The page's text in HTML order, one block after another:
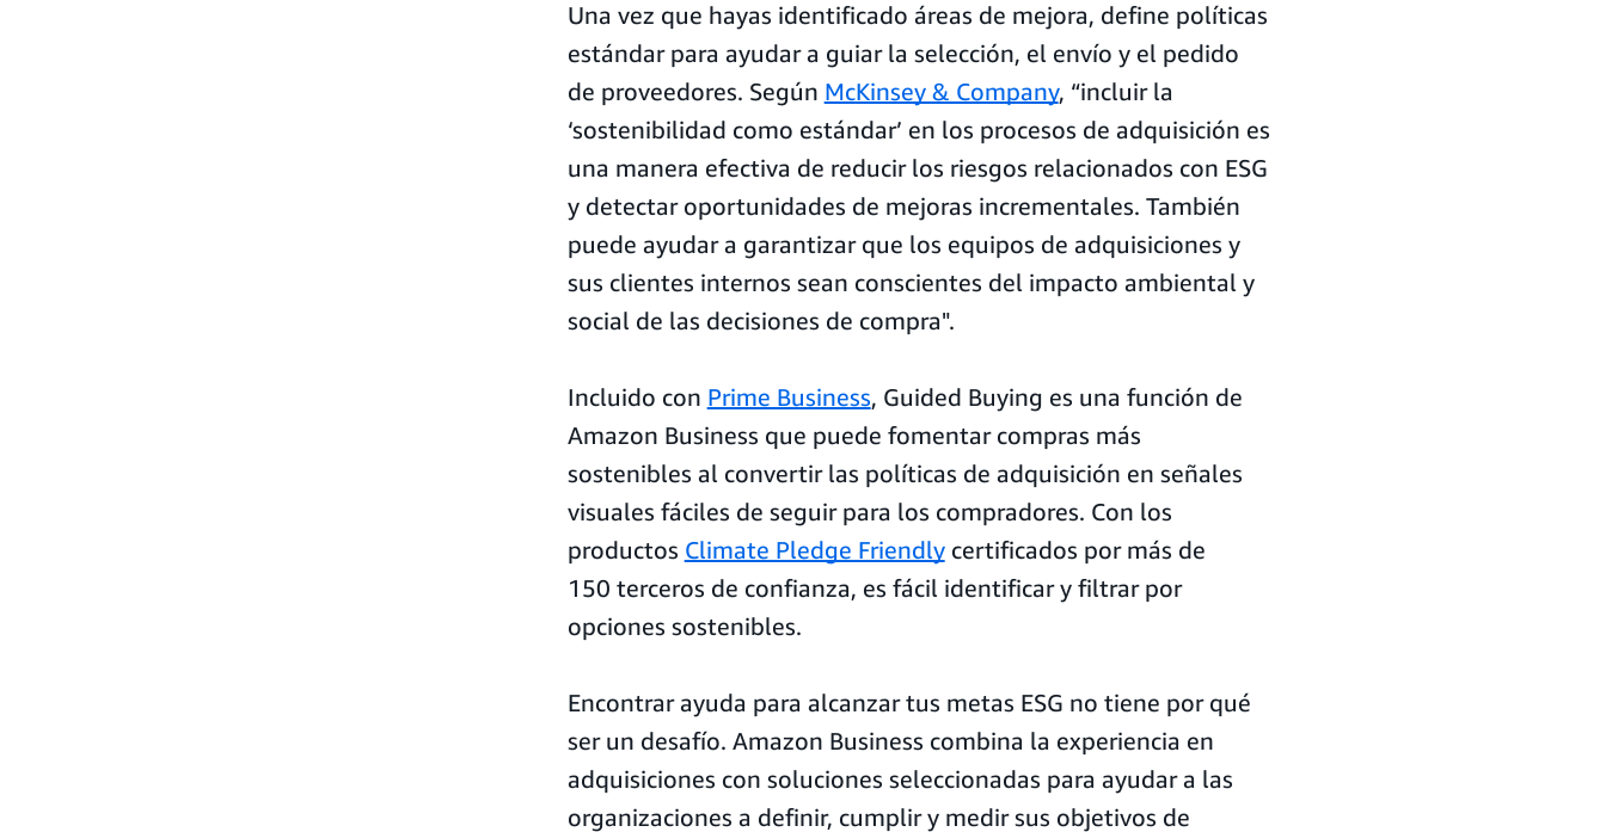
Una vez que hayas identificado áreas de mejora, define políticas
estándar para ayudar a guiar la selección, el envío y el pedido
de proveedores. Según McKinsey & Company, “incluir la
‘sostenibilidad como estándar’ en los procesos de adquisición es
una manera efectiva de reducir los riesgos relacionados con ESG
y detectar oportunidades de mejoras incrementales. También
puede ayudar a garantizar que los equipos de adquisiciones y
sus clientes internos sean conscientes del impacto ambiental y
social de las decisiones de compra".
Incluido con Prime Business, Guided Buying es una función de
Amazon Business que puede fomentar compras más
sostenibles al convertir las políticas de adquisición en señales
visuales fáciles de seguir para los compradores. Con los
productos Climate Pledge Friendlycertificados por más de
150 terceros de confianza, es fácil identificar y filtrar por
opciones sostenibles.
Encontrar ayuda para alcanzar tus metas ESG no tiene por qué
ser un desafío. Amazon Business combina la experiencia en
adquisiciones con soluciones seleccionadas para ayudar a las
organizaciones a definir, cumplir y medir sus objetivos de